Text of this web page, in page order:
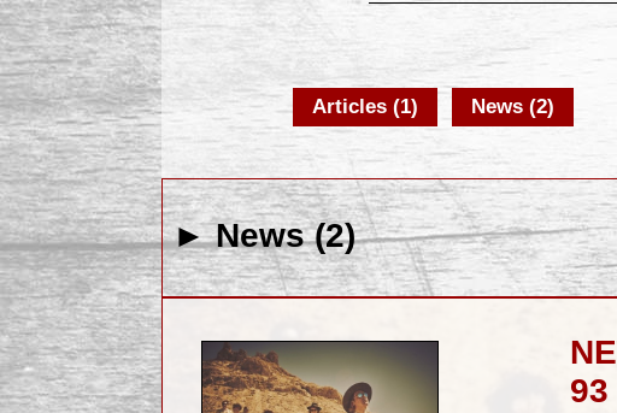
Articles (1) News (2)
► News (2)